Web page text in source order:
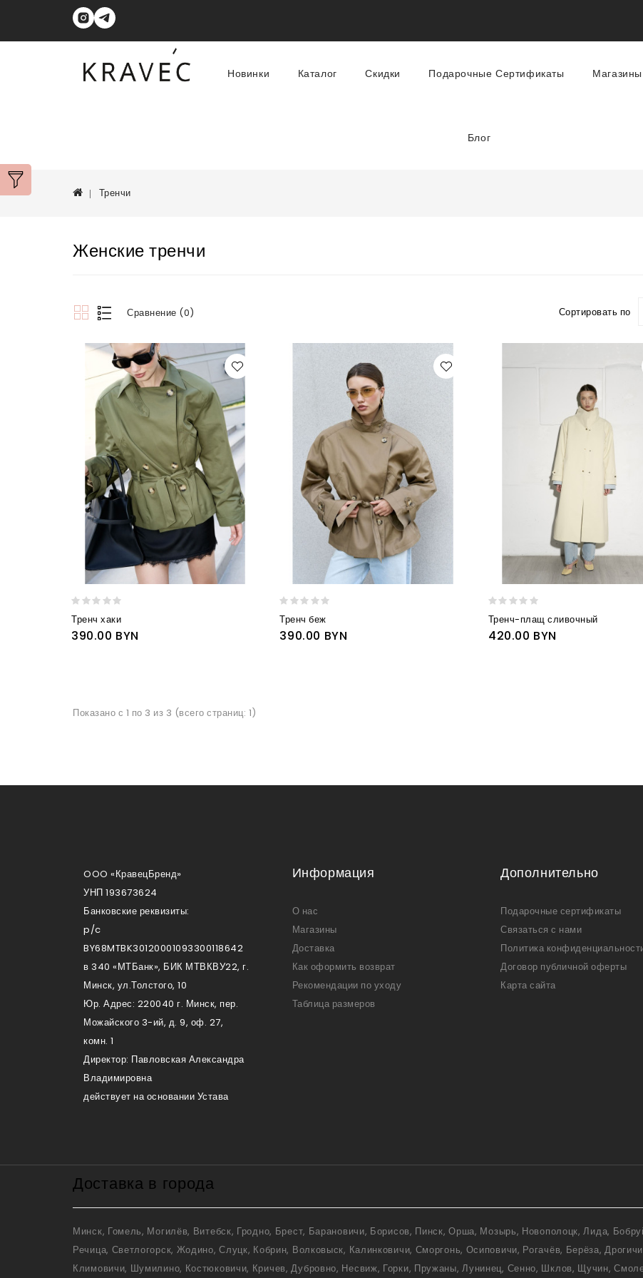
Новинки Каталог Скидки Подарочные Сертификаты Магазины
Блог
Тренчи
Женские тренчи
Сравнение (0) Сортировать по
Тренч хаки
390.00 BYN
Тренч беж
390.00 BYN
Тренч-плащ сливочный
420.00 BYN
Показано с 1 по 3 из 3 (всего страниц: 1)
OOO «КравецБренд»
УНП 193673624
Банковские реквизиты:
p/c
BY68MTBK30120001093300118642
в 340 «МТБанк», БИК МТВКВУ22, г.
Минск, ул.Толстого, 10
Юр. Адрес: 220040 г. Минск, пер.
Можайского 3-ий, д. 9, оф. 27,
комн. 1
Директор: Павловская Александра
Владимировна
действует на основании Устава
Информация
О нас
Магазины
Доставка
Как оформить возврат
Рекомендации по уходу
Таблица размеров
Дополнительно
Подарочные сертификаты
Связаться с нами
Политика
Договор публичной оферты
Карта сайта
Доставка в города
Минск, Гомель, Могилёв, Витебск, Гродно, Брест, Барановичи, Борисов, Пинск, Орша, Мозырь, Новополоцк, Лида,
Речица, Светлогорск, Жодино, Слуцк, Кобрин, Волковыск, Калинковичи, Сморгонь, Осиповичи, Рогачёв, Берёза,
Климовичи, Шумилино, Костюковичи, Кричев, Дубровно, Несвиж, Горки, Пружаны, Лунинец, Сенно, Шклов, Щучин,